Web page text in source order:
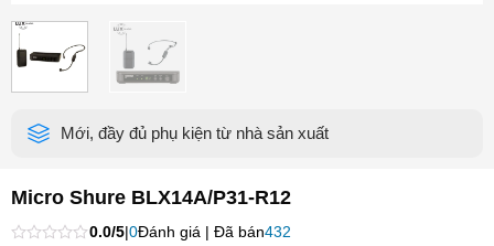
Mới, đầy đủ phụ kiện từ nhà sản xuất
Micro Shure BLX14A/P31-R12
0.0/5|0Đánh giá | Đã bán432